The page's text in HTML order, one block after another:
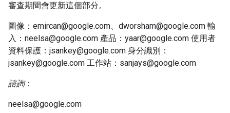
審查期間會更新這個部分。
圖像：emircan@google.com、dworsham@google.com 輸
入：neelsa@google.com 產品：yaar@google.com 使用者
資料保護：jsankey@google.com 身分識別：
jsankey@google.com 工作站：sanjays@google.com
諮詢：
neelsa@google.com